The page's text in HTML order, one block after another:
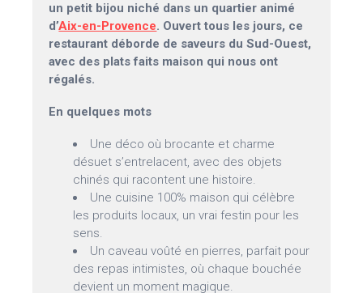
un petit bijou niché dans un quartier animé
d’Aix-en-Provence. Ouvert tous les jours, ce
restaurant déborde de saveurs du Sud-Ouest,
avec des plats faits maison qui nous ont
régalés.
En quelques mots
Une déco où brocante et charme
désuet s’entrelacent, avec des objets
chinés qui racontent une histoire.
Une cuisine 100% maison qui célèbre
les produits locaux, un vrai festin pour les
sens.
Un caveau voûté en pierres, parfait pour
des repas intimistes, où chaque bouchée
devient un moment magique.